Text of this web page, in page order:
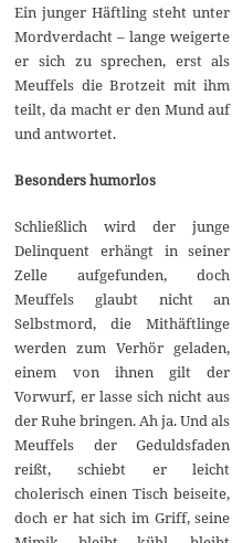
Ein junger Häftling steht unter
Mordverdacht – lange weigerte
er sich zu sprechen, erst als
Meuffels die Brotzeit mit ihm
teilt, da macht er den Mund auf
und antwortet.
Besonders humorlos
Schließlich wird der junge
Delinquent erhängt in seiner
Zelle aufgefunden, doch
Meuffels glaubt nicht an
Selbstmord, die Mithäftlinge
werden zum Verhör geladen,
einem von ihnen gilt der
Vorwurf, er lasse sich nicht aus
der Ruhe bringen. Ah ja. Und als
Meuffels der Geduldsfaden
reißt, schiebt er leicht
cholerisch einen Tisch beiseite,
doch er hat sich im Griff, seine